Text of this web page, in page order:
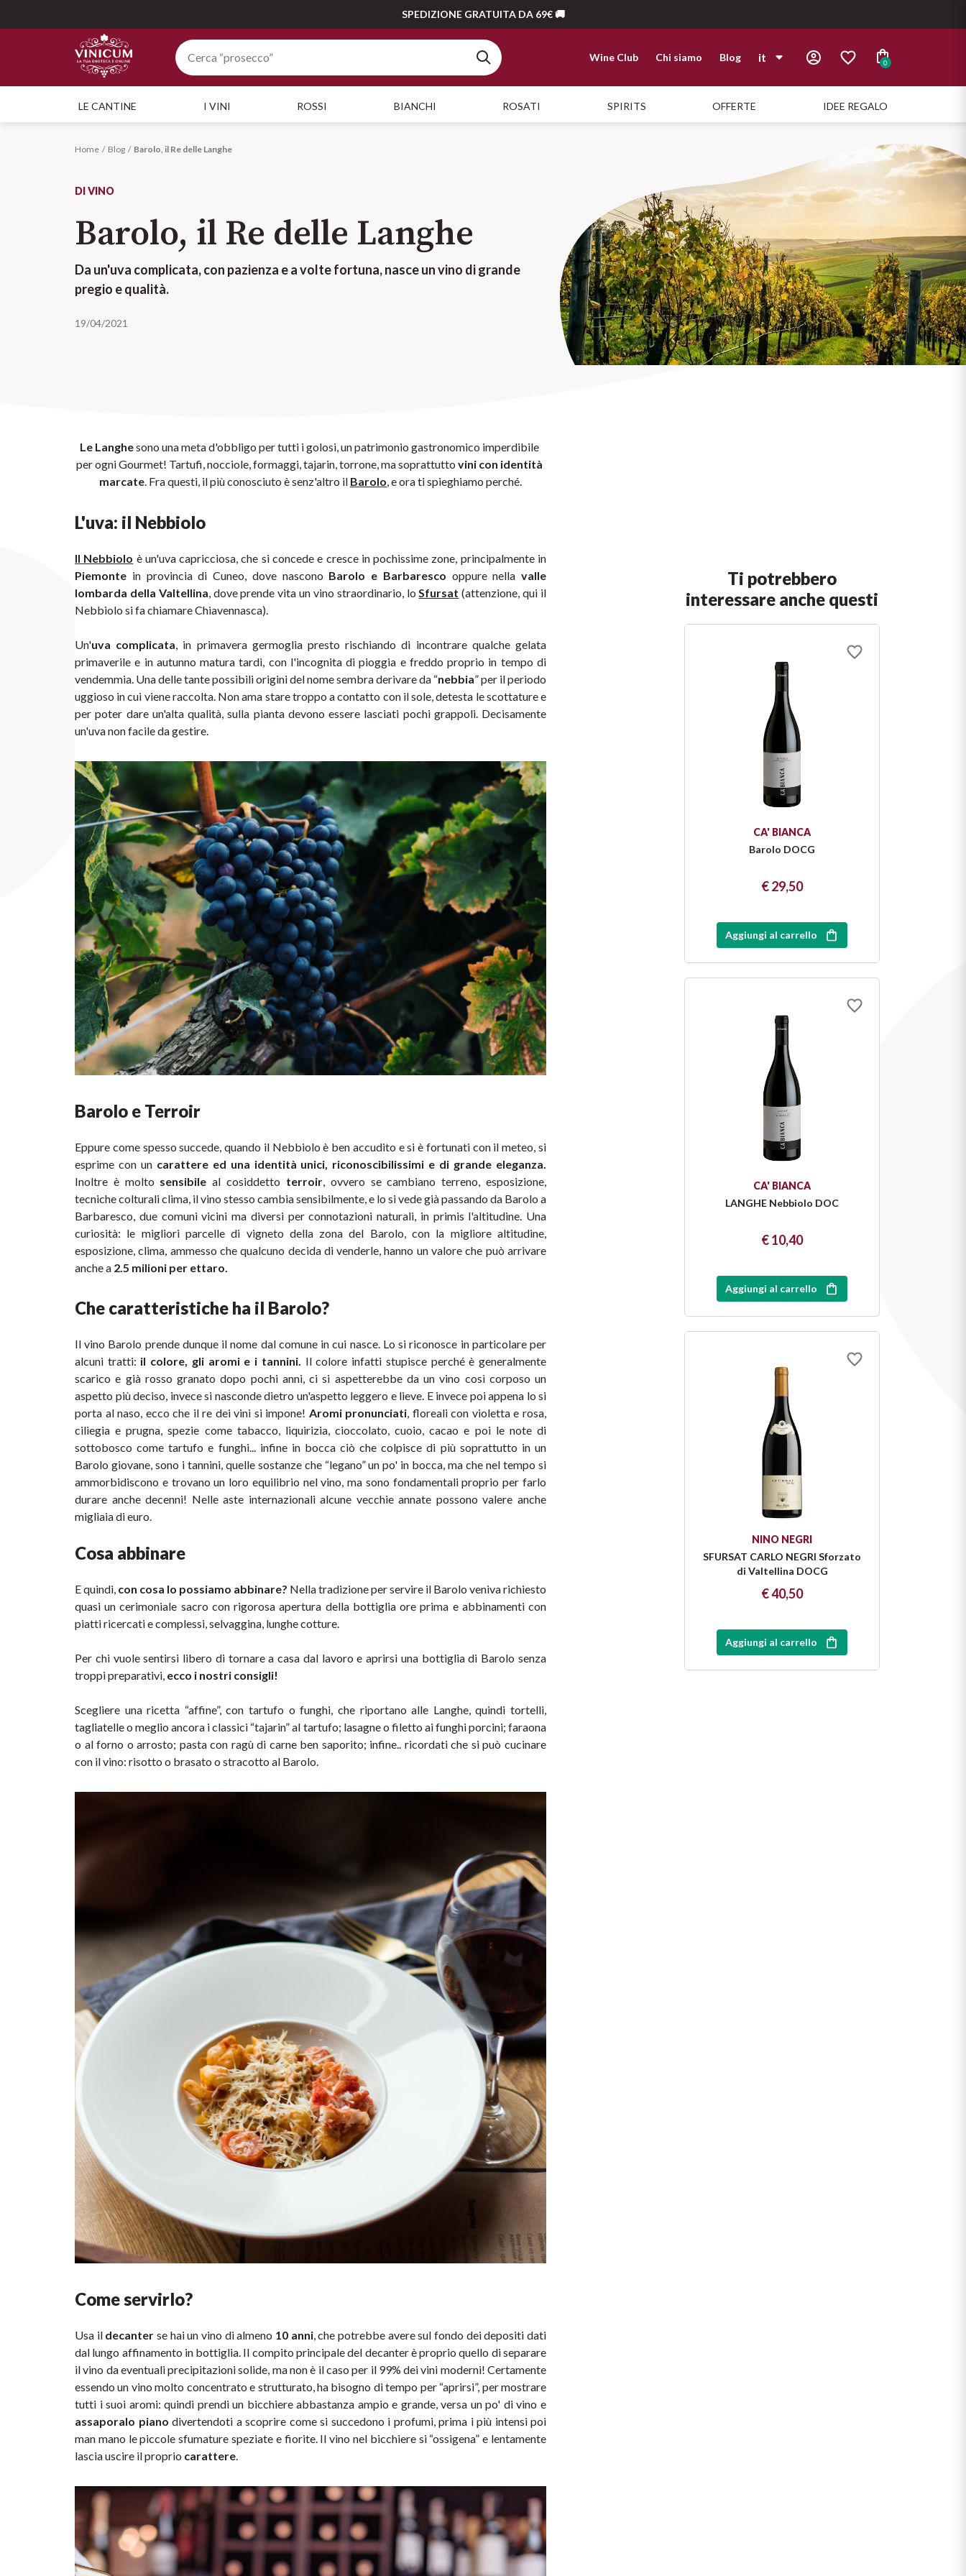
SPEDIZIONE GRATUITA DA 69€ 🚚
Wine Club Chi siamo Blog it
en
0
LE CANTINE I VINI ROSSI BIANCHI ROSATI SPIRITS OFFERTE IDEE REGALO
Home Blog Barolo, il Re delle Langhe
DI VINO
Barolo, il Re delle Langhe
Da un'uva complicata, con pazienza e a volte fortuna, nasce un vino di grande
pregio e qualità.
19/04/2021
Le Langhe sono una meta d'obbligo per tutti i golosi, un patrimonio gastronomico imperdibile
per ogni Gourmet! Tartufi, nocciole, formaggi, tajarin, torrone, ma soprattutto vini con identità
marcate. Fra questi, il più conosciuto è senz'altro il Barolo, e ora ti spieghiamo perché.
L'uva: il Nebbiolo
Il Nebbiolo
Piemonte in provincia di Cuneo, dove nascono Barolo e Barbaresco oppure nella valle
lombarda della Valtellina, dove prende vita un vino straordinario, lo Sfursat (attenzione, qui il
Nebbiolo si fa chiamare Chiavennasca).
Un'uva complicata, in primavera germoglia presto rischiando di incontrare qualche gelata
primaverile e in autunno matura tardi, con l'incognita di pioggia e freddo proprio in tempo di
vendemmia. Una delle tante possibili origini del nome sembra derivare da “nebbia” per il periodo
uggioso in cui viene raccolta. Non ama stare troppo a contatto con il sole, detesta le scottature e
per poter dare un'alta qualità, sulla pianta devono essere lasciati pochi grappoli. Decisamente
un'uva non facile da gestire.
Barolo e Terroir
Eppure come spesso succede, quando il Nebbiolo è ben accudito e si è fortunati con il meteo, si
esprime con un carattere ed una identità unici, riconoscibilissimi e di grande eleganza.
Inoltre è molto sensibile al cosiddetto terroir, ovvero se cambiano terreno, esposizione,
tecniche colturali clima, il vino stesso cambia sensibilmente, e lo si vede già passando da Barolo a
Barbaresco, due comuni vicini ma diversi per connotazioni naturali, in primis l'altitudine. Una
curiosità: le migliori parcelle di vigneto della zona del Barolo, con la migliore altitudine,
esposizione, clima, ammesso che qualcuno decida di venderle, hanno un valore che può arrivare
anche a 2.5 milioni per ettaro.
Che caratteristiche ha il Barolo?
Il vino Barolo prende dunque il nome dal comune in cui nasce. Lo si riconosce in particolare per
alcuni tratti: il colore, gli aromi e i tannini. Il colore infatti stupisce perché è generalmente
scarico e già rosso granato dopo pochi anni, ci si aspetterebbe da un vino così corposo un
aspetto più deciso, invece si nasconde dietro un'aspetto leggero e lieve. E invece poi appena lo si
porta al naso, ecco che il re dei vini si impone! Aromi pronunciati, floreali con violetta e rosa,
ciliegia e prugna, spezie come tabacco, liquirizia, cioccolato, cuoio, cacao e poi le note di
sottobosco come tartufo e funghi... infine in bocca ciò che colpisce di più soprattutto in un
Barolo giovane, sono i tannini, quelle sostanze che “legano” un po' in bocca, ma che nel tempo si
ammorbidiscono e trovano un loro equilibrio nel vino, ma sono fondamentali proprio per farlo
durare anche decenni! Nelle aste internazionali alcune vecchie annate possono valere anche
migliaia di euro.
Cosa abbinare
E quindi, con cosa lo possiamo abbinare? Nella tradizione per servire il Barolo veniva richiesto
quasi un cerimoniale sacro con rigorosa apertura della bottiglia ore prima e abbinamenti con
piatti ricercati e complessi, selvaggina, lunghe cotture.
Per chi vuole sentirsi libero di tornare a casa dal lavoro e aprirsi una bottiglia di Barolo senza
troppi preparativi, ecco i nostri consigli!
Scegliere una ricetta “affine”, con tartufo o funghi, che riportano alle Langhe, quindi tortelli,
tagliatelle o meglio ancora i classici “tajarin” al tartufo; lasagne o filetto ai funghi porcini; faraona
o al forno o arrosto; pasta con ragù di carne ben saporito; infine.. ricordati che si può cucinare
con il vino: risotto o brasato o stracotto al Barolo.
Come servirlo?
Usa il decanter se hai un vino di almeno 10 anni, che potrebbe avere sul fondo dei depositi dati
dal lungo affinamento in bottiglia. Il compito principale del decanter è proprio quello di separare
il vino da eventuali precipitazioni solide, ma non è il caso per il 99% dei vini moderni! Certamente
essendo un vino molto concentrato e strutturato, ha bisogno di tempo per “aprirsi”, per mostrare
tutti i suoi aromi: quindi prendi un bicchiere abbastanza ampio e grande, versa un po' di vino e
assaporalo piano divertendoti a scoprire come si succedono i profumi, prima i più intensi poi
man mano le piccole sfumature speziate e fiorite. Il vino nel bicchiere si “ossigena” e lentamente
lascia uscire il proprio carattere.
Ti potrebbero
interessare anche questi
CA' BIANCA
Barolo DOCG
€ 29,50
Aggiungi al carrello
CA' BIANCA
LANGHE Nebbiolo DOC
€ 10,40
Aggiungi al carrello
NINO NEGRI
SFURSAT CARLO NEGRI Sforzato
di Valtellina DOCG
€ 40,50
Aggiungi al carrello